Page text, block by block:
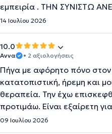
εμπειρία . ΤΗΝ ΣΥΝΙΣΤΩ
14 Ιουλίου 2026
10.0
Αννα • 2 αξιολογήσεις
Πήγα με αφόρητο πόνο
κατατοπιστική, ήρεμη και
θεραπεία. Την έχω
προτιμάω. Είναι εξαίρετη
09 Ιουλίου 2026